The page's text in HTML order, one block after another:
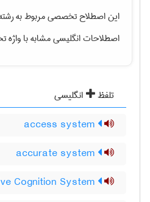
این اصطلاح تخصصی مربوط به
اصطلاحات انگلیسی مشابه با
تلفظ انگلیسی